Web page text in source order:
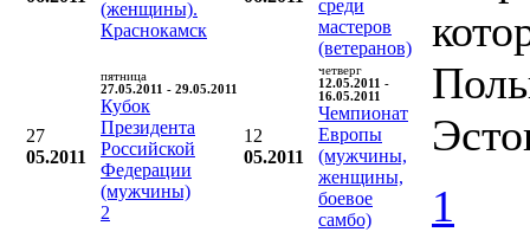
(женщины).
Краснокамск
среди
мастеров
(ветеранов)
27
05.2011
пятница
27.05.2011 - 29.05.2011
Кубок
Президента
Российской
Федерации
(мужчины)
2
12
05.2011
четверг
12.05.2011 -
16.05.2011
Чемпионат
Европы
(мужчины,
женщины,
боевое
самбо)
1